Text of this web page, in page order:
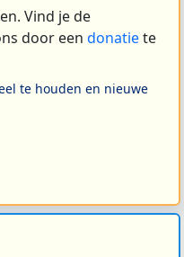
Vind je de
door een donatiete
te houden en nieuwe